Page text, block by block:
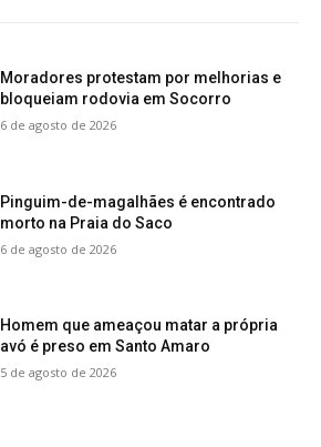
Moradores protestam por melhorias e
bloqueiam rodovia em Socorro
6 de agosto de 2026
Pinguim-de-magalhães é encontrado
morto na Praia do Saco
6 de agosto de 2026
Homem que ameaçou matar a própria
avó é preso em Santo Amaro
5 de agosto de 2026